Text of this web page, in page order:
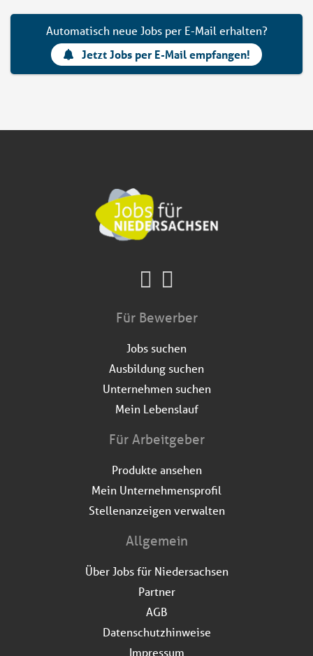
Automatisch neue Jobs per E-Mail erhalten?
Jetzt Jobs per E-Mail empfangen!
Für Bewerber
Jobs suchen
Ausbildung suchen
Unternehmen suchen
Mein Lebenslauf
Für Arbeitgeber
Produkte ansehen
Mein Unternehmensprofil
Stellenanzeigen verwalten
Allgemein
Über Jobs für Niedersachsen
Partner
AGB
Datenschutzhinweise
Impressum